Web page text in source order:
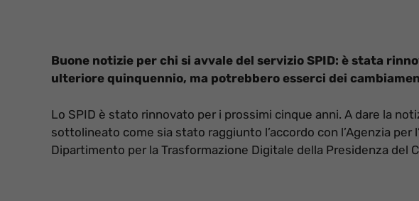
Buone notizie per chi si avvale del servizio SPID: è stata
ulteriore quinquennio, ma potrebbero esserci dei
Lo SPID è stato rinnovato per i prossimi cinque anni. A dare la
sottolineato come sia stato raggiunto l’accordo con l’Agenzia per
Dipartimento per la Trasformazione Digitale della Presidenza del